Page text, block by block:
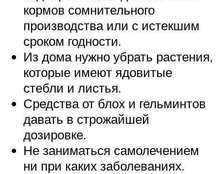
кормов сомнительного
производства или с истекшим
сроком годности.
Из дома нужно убрать растения,
которые имеют ядовитые
стебли и листья.
Средства от блох и гельминтов
давать в строжайшей
дозировке.
Не заниматься самолечением
ни при каких заболеваниях.